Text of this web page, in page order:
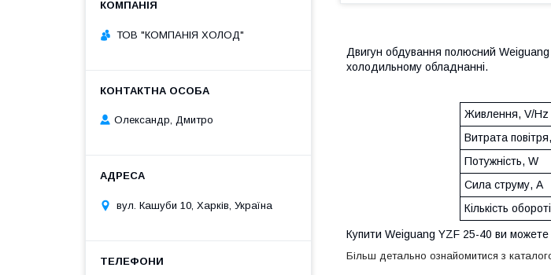
Двигун обдування полюсний
холодильному обладнанні.
Живлення, V/Hz
Витрата
Потужність, W
Сила струму, А
Кількість
Купити Weiguang YZF 25-40 ви можете
Більш детально ознайомитися з
ТОВ "КОМПАНІЯ ХОЛОД"
Олександр, Дмитро
вул. Кашуби 10, Харків, Україна